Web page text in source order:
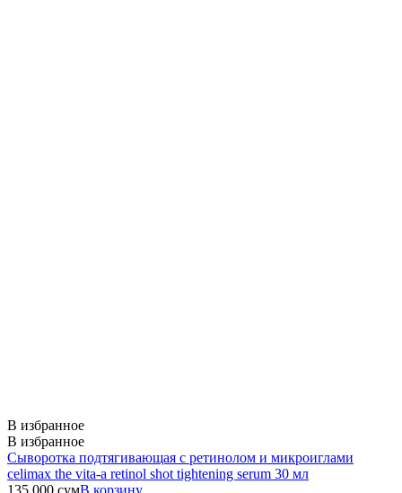
В избранное
В избранное
Сыворотка подтягивающая с ретинолом и микроиглами
celimax the vita-a retinol shot tightening serum 30 мл
135 000 сумВ корзину